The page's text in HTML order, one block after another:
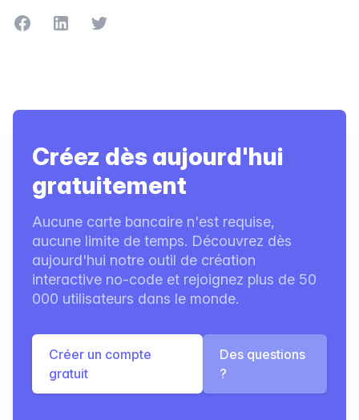
Partager sur Facebook
Partager sur LinkedIn
Partager sur Twitter
Créez dès aujourd'hui
gratuitement
Aucune carte bancaire n'est requise,
aucune limite de temps. Découvrez dès
aujourd'hui notre outil de création
interactive no-code et rejoignez plus de 50
000 utilisateurs dans le monde.
Créer un compte
gratuit
Des questions
?